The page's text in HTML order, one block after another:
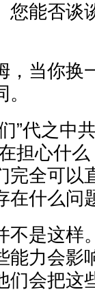
您能否谈
，当你换
”代之中
担心什
完全可以
在什么问
不是这样
能力会影
们会把这